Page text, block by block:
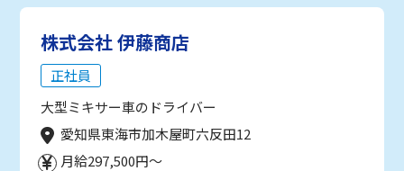
株式会社 伊藤商店
正社員
大型ミキサー車のドライバー
愛知県東海市加木屋町六反田12
月給297,500円～